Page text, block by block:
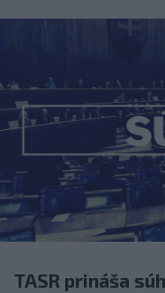
TASR prináša